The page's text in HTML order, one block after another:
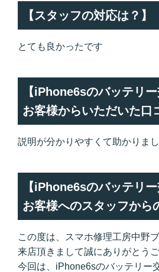
【スタッフの対応は？】
とても良かったです
【iPhone6sのバッテリ
お客様からいただいた口
説明が分かりやすくて助かりまし
【iPhone6sのバッテリ
お客様へのスタッフから
この度は、スマホ修理工房中野
来店頂きまして誠にありがとう
今回は、iPhone6sのバッテリー